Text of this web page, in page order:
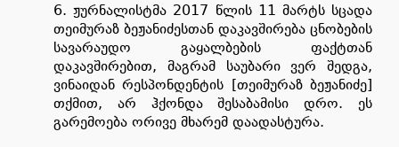
6. ჟურნალისტმა 2017 წლის 11 მარტს სცადა
თეიმურაზ ბეჟანიძესთან დაკავშირება ცნობების
სავარაუდო გაყალბების ფაქტთან
დაკავშირებით, მაგრამ საუბარი ვერ შედგა,
ვინაიდან რესპონდენტის [თეიმურაზ ბეჟანიძე]
თქმით, არ ჰქონდა შესაბამისი დრო. ეს
გარემოება ორივე მხარემ დაადასტურა.